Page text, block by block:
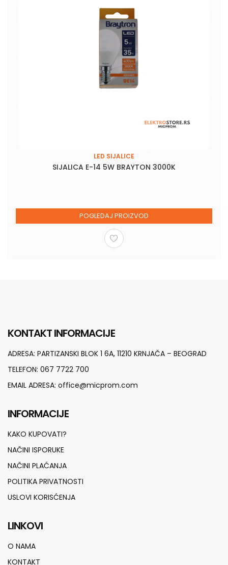
LED SIJALICE
SIJALICA E-14 5W BRAYTON 3000K
POGLEDAJ PROIZVOD
KONTAKT INFORMACIJE
ADRESA: PARTIZANSKI BLOK 1 6A, 11210 KRNJAČA – BEOGRAD
TELEFON: 067 7722 700
EMAIL ADRESA: office@micprom.com
INFORMACIJE
KAKO KUPOVATI?
NAČINI ISPORUKE
NAČINI PLAĆANJA
POLITIKA PRIVATNOSTI
USLOVI KORISĆENJA
LINKOVI
O NAMA
KONTAKT